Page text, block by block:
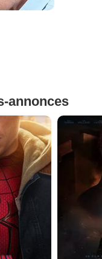
annonces